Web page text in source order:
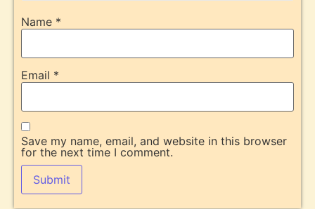
Name *
Email *
Save my name, email, and website in this browser
for the next time I comment.